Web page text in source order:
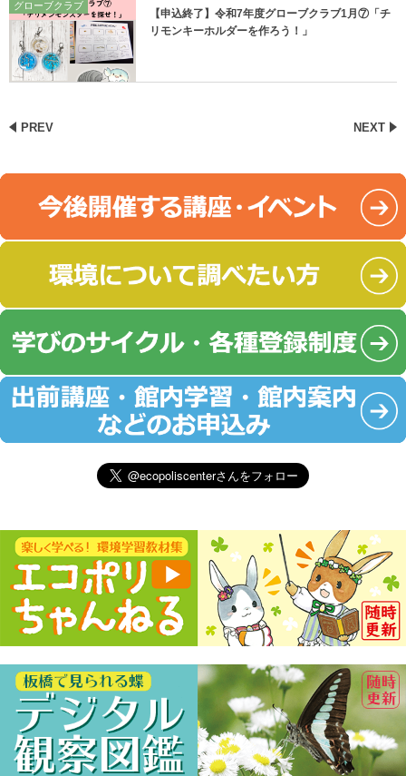
グローブクラブ
【申込終了】令和7年度グローブクラブ1月⑦「チ
リモンキーホルダーを作ろう！」
PREV NEXT